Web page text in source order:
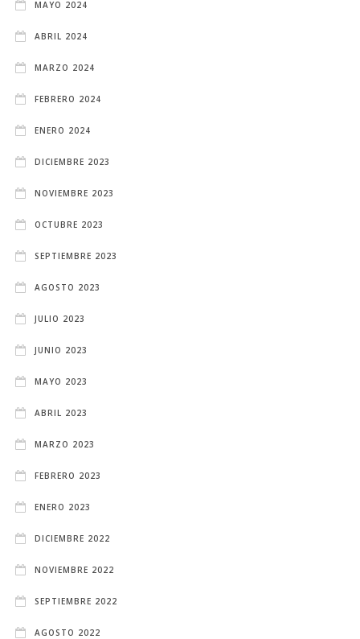
MAYO 2024
ABRIL 2024
MARZO 2024
FEBRERO 2024
ENERO 2024
DICIEMBRE 2023
NOVIEMBRE 2023
OCTUBRE 2023
SEPTIEMBRE 2023
AGOSTO 2023
JULIO 2023
JUNIO 2023
MAYO 2023
ABRIL 2023
MARZO 2023
FEBRERO 2023
ENERO 2023
DICIEMBRE 2022
NOVIEMBRE 2022
SEPTIEMBRE 2022
AGOSTO 2022